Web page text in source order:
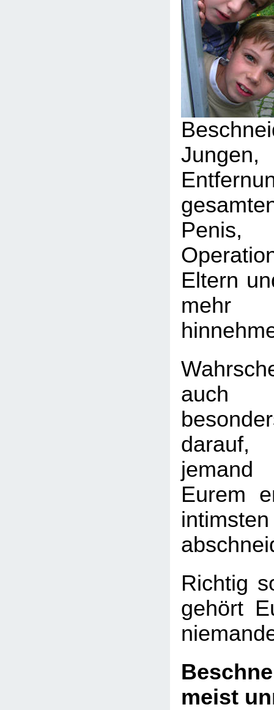
Eltern
mehr
auch
Eurem
Richtig
gehört
meist